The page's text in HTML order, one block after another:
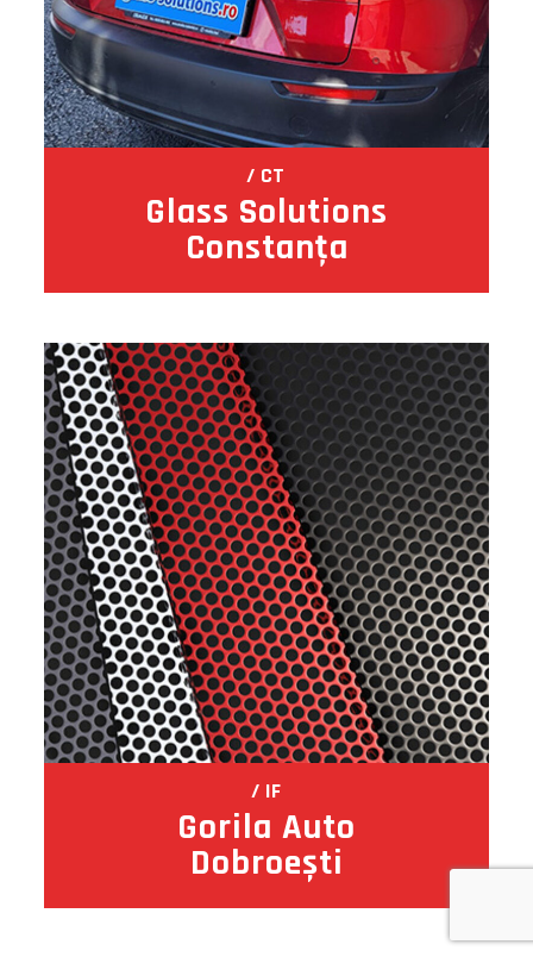
CT
Glass Solutions
Constanţa
IF
Gorila Auto
Dobroești